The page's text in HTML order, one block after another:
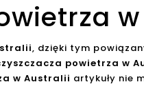
, dzięki tym
powietrza w
w Australii artykuły nie